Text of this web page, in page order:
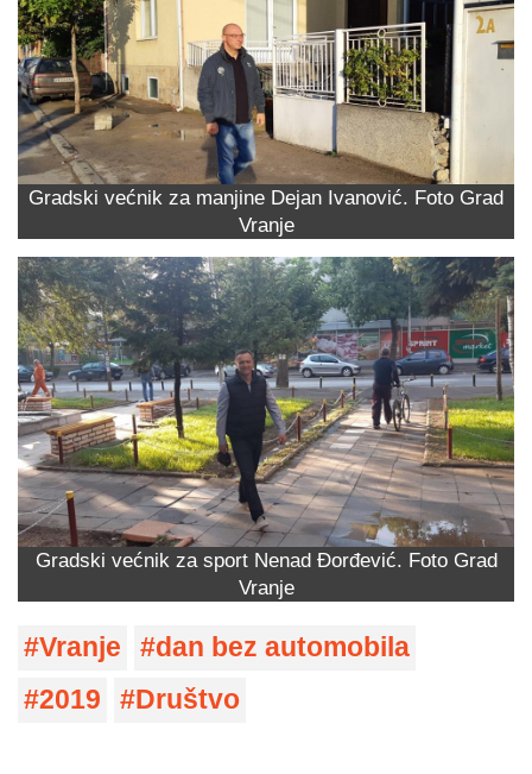
Gradski većnik za manjine Dejan Ivanović. Foto Grad
Vranje
Gradski većnik za sport Nenad Đorđević. Foto Grad
Vranje
Vranje
dan bez automobila
2019
Društvo